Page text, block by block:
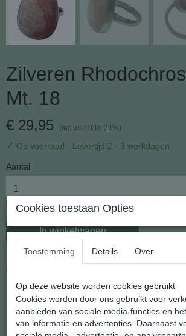
Zilveren
Mt. 18
€ 29,95 (inclusief btw 21%)
✓ Op voorraad - Levertijd 2 - 3 werkdagen
Aantal
In winkelwagen
Prachtige zilveren Rhodochrosiet ring, met de
India
Cookies toestaan Opties
Toestemming Details Over
Op deze website worden cookies gebruikt
Cookies worden door ons gebruikt voor
aanbieden van sociale media-functies en
van informatie en advertenties. Daarnaast